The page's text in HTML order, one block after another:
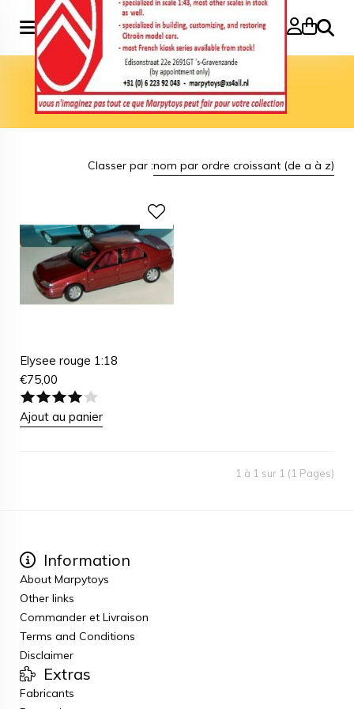
Accueil Marque DongFeng
DongFeng
Classer par :nom par ordre croissant (de a à z)
Elysee rouge 1:18
€75,00
Ajout au panier
1 à 1 sur 1 (1 Pages)
Information
About Marpytoys
Other links
Commander et Livraison
Terms and Conditions
Disclaimer
Extras
Fabricants